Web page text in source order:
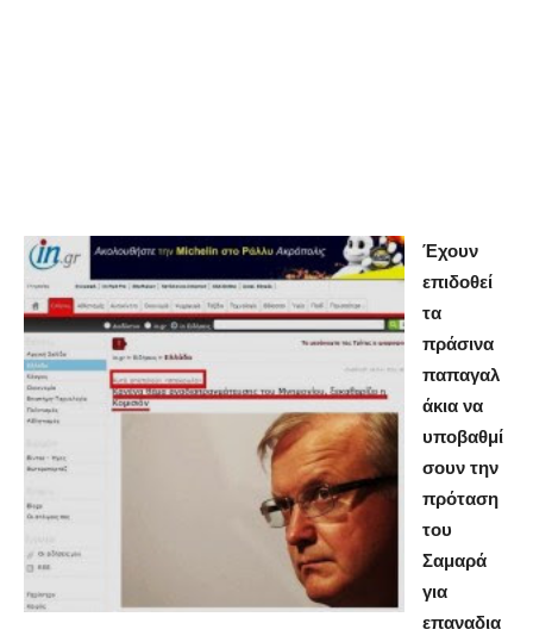
Έχουν
επιδοθεί
τα
πράσινα
παπαγαλ
άκια να
υποβαθμί
σουν την
πρόταση
του
Σαμαρά
για
επαναδια